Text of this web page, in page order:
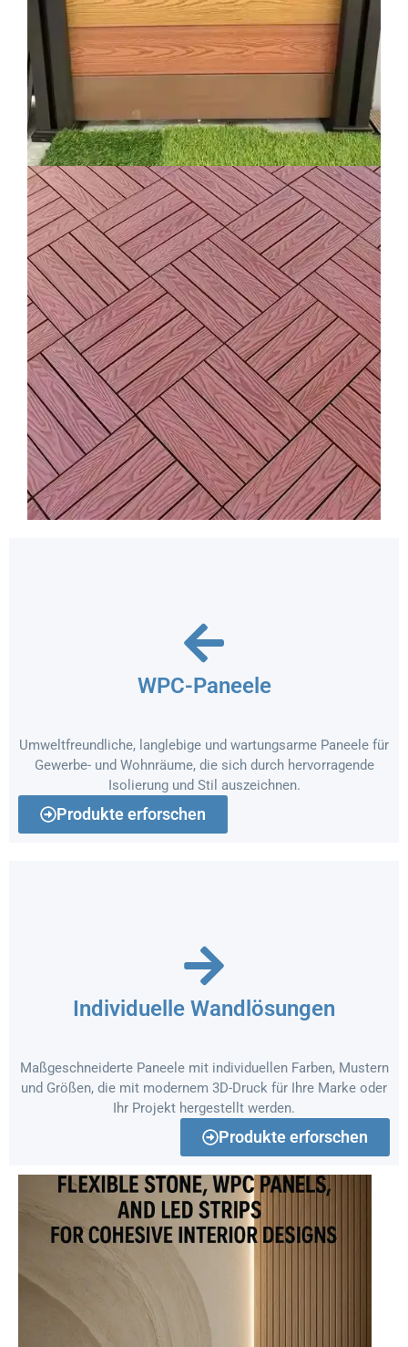
WPC-Paneele
Umweltfreundliche, langlebige und wartungsarme Paneele für
Gewerbe- und Wohnräume, die sich durch hervorragende
Isolierung und Stil auszeichnen.
Produkte erforschen
Individuelle Wandlösungen
Maßgeschneiderte Paneele mit individuellen Farben, Mustern
und Größen, die mit modernem 3D-Druck für Ihre Marke oder
Ihr Projekt hergestellt werden.
Produkte erforschen